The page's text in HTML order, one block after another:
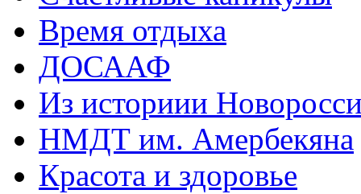
Время отдыха
ДОСААФ
Из историии
НМДТ им. Амербекяна
Красота и здоровье